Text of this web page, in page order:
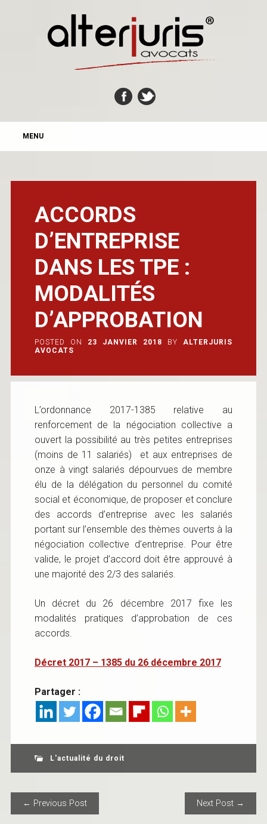
MAIN MENU
MENU
ACCORDS
D’ENTREPRISE
DANS LES TPE :
MODALITÉS
D’APPROBATION
POSTED ON 23 JANVIER 2018 BY
ALTERJURIS
AVOCATS
L’ordonnance 2017-1385 relative au
renforcement de la négociation collective a
ouvert la possibilité au très petites entreprises
(moins de 11 salariés) et aux entreprises de
onze à vingt salariés dépourvues de membre
élu de la délégation du personnel du comité
social et économique, de proposer et conclure
des accords d’entreprise avec les salariés
portant sur l’ensemble des thèmes ouverts à la
négociation collective d’entreprise. Pour être
valide, le projet d’accord doit être approuvé à
une majorité des 2/3 des salariés.
Un décret du 26 décembre 2017 fixe les
modalités pratiques d’approbation de ces
accords.
Décret 2017 – 1385 du 26 décembre 2017
Partager :
L'actualité du droit
POST NAVIGATION
← Previous Post Next Post →